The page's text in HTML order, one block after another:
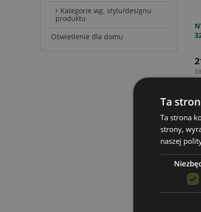
Kategorie wg. stylu/designu
produktu
Oświetlenie dla domu
Ta
Ta strona
strony,
naszej